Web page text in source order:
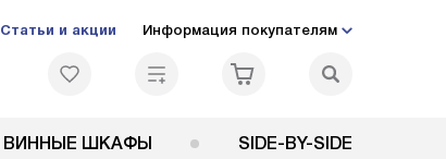
Статьи и акции Информация покупателям
ВИННЫЕ ШКАФЫ SIDE-BY-SIDE